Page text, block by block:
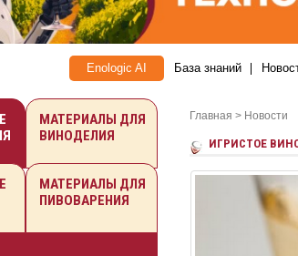
Enologic AI База знаний
Главная > Новости
ИГРИСТОЕ ВИНО
МАТЕРИАЛЫ ДЛЯ
ВИНОДЕЛИЯ
МАТЕРИАЛЫ ДЛЯ
ПИВОВАРЕНИЯ